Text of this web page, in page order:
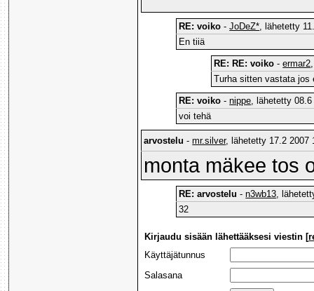
RE: voiko -JoDeZ*, lähetetty
En tiiä
RE: RE: voiko -ermar2
Turha sitten vastata jos
RE: voiko -nippe, lähetetty 08.6
voi tehä
arvostelu -mr.silver, lähetetty 17.2
monta mäkee tos
RE: arvostelu -n3wb13,
32
Kirjaudu sisään lähettääksesi viestin [
Käyttäjätunnus
Salasana